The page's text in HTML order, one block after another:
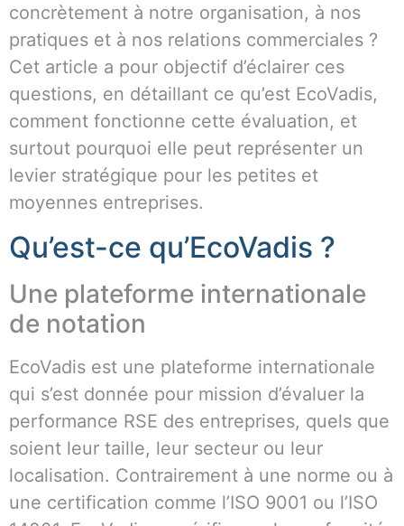
concrètement à notre organisation, à nos
pratiques et à nos relations commerciales ?
Cet article a pour objectif d’éclairer ces
questions, en détaillant ce qu’est EcoVadis,
comment fonctionne cette évaluation, et
surtout pourquoi elle peut représenter un
levier stratégique pour les petites et
moyennes entreprises.
Qu’est-ce qu’EcoVadis ?
Une plateforme internationale
de notation
EcoVadis est une plateforme internationale
qui s’est donnée pour mission d’évaluer la
performance RSE des entreprises, quels que
soient leur taille, leur secteur ou leur
localisation. Contrairement à une norme ou à
une certification comme l’ISO 9001 ou l’ISO